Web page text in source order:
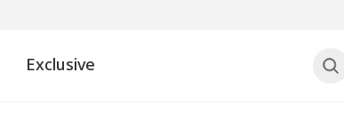
Exclusive